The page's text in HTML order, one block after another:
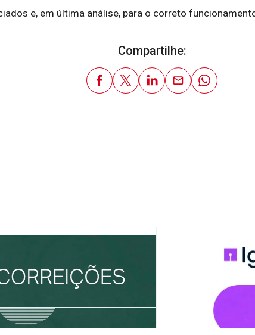
e, em última análise, para o correto
Compartilhe: